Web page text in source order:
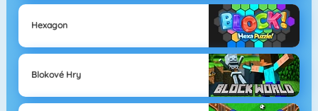
Hexagon
Blokové Hry